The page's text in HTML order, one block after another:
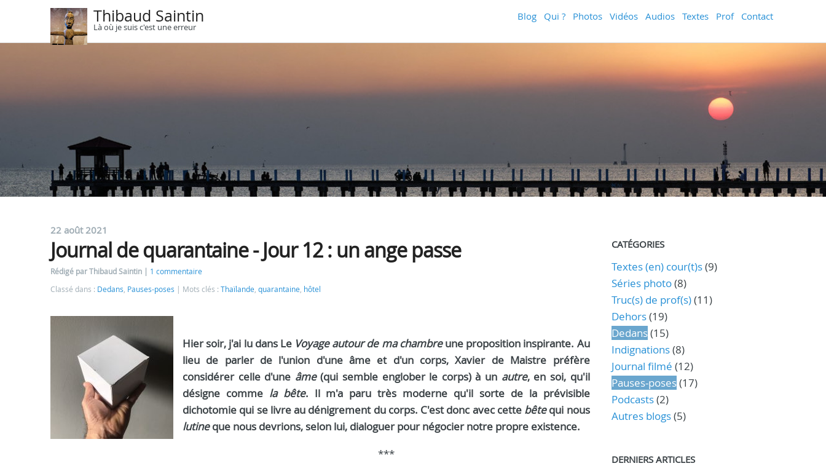
Thibaud Saintin
Là où je suis c'est une erreur
Blog Qui ? Photos Vidéos Audios Textes Prof Contact
22 août 2021
Journal de quarantaine - Jour 12 : un ange passe
Rédigé par Thibaud Saintin
1 commentaire
Classé dans : Dedans, Pauses-poses Mots clés : Thaïlande, quarantaine, hôtel
Hier soir, j'ai lu dans Le Voyage autour de ma chambreune proposition inspirante. Au
lieu de parler de l'union d'une âme et d'un corps, Xavier de Maistre préfère
considérer celle d'une âme(qui semble englober le corps) à un autre, en soi, qu'il
désigne comme la bête. Il m'a paru très moderne qu'il sorte de la prévisible
dichotomie qui se livre au dénigrement du corps. C'est donc avec cette bêtequi nous
lutineque nous devrions, selon lui, dialoguer pour négocier notre propre existence.
***
CATÉGORIES
Textes (en) cour(t)s(9)
Séries photo(8)
Truc(s) de prof(s)(11)
Dehors(19)
Dedans(15)
Indignations(8)
Journal filmé (12)
Pauses-poses(17)
Podcasts(2)
Autres blogs(5)
DERNIERS ARTICLES